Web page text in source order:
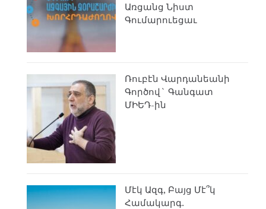
Առցանց Նիստ
Գումարուեցաւ
Ռուբէն Վարդանեանի
Գործով` Գանգատ
ՄԻԵԴ-ին
Մէկ Ազգ, Բայց Մէ՞կ
Համակարգ.